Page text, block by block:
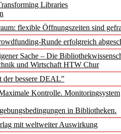
Libraries
flexible Öffnungszeiten sind
Runde erfolgreich
Sache – Die
und Wirtschaft HTW Chur
der bessere DEAL”
Kontrolle. Monitoringsystem
in Bibliotheken.
mit weltweiter Auswirkung